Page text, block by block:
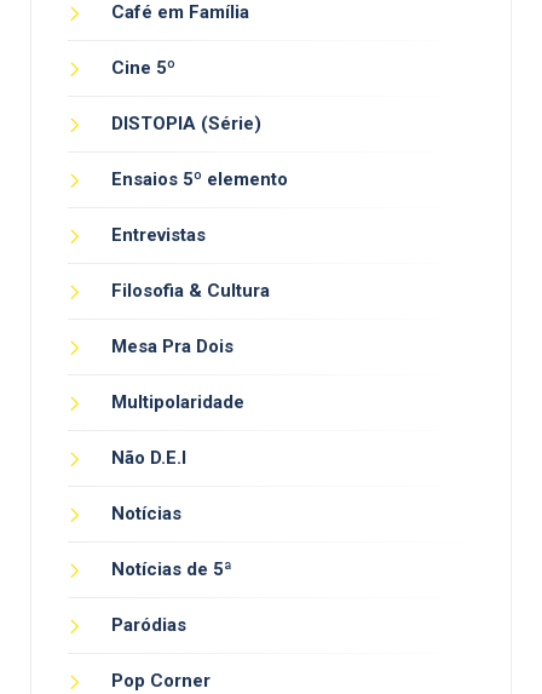
Café em Família
Cine 5º
DISTOPIA (Série)
Ensaios 5º elemento
Entrevistas
Filosofia & Cultura
Mesa Pra Dois
Multipolaridade
Não D.E.I
Notícias
Notícias de 5ª
Paródias
Pop Corner